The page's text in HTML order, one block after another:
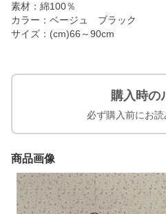
素材：綿100％
カラー：ベージュ ブラック
サイズ：(cm)66～90cm
購入時の
必ず購入前にお読
商品画像